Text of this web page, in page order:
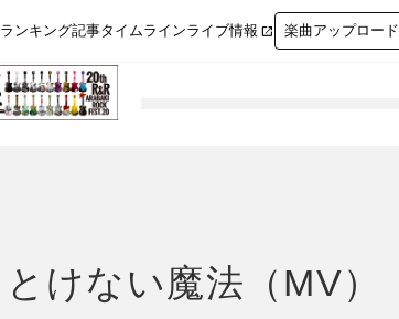
ランキング記事タイムラインライブ情報  楽曲アップロード
とけない魔法（MV）